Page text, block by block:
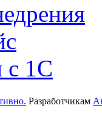
с 1С
Разработчикам